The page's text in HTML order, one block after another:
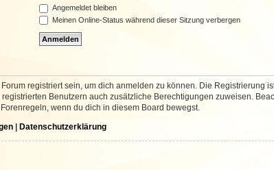
Angemeldet bleiben
Meinen Online-Status während dieser Sitzung verbergen
registriert sein, um dich anmelden zu können. Die
Benutzern auch zusätzliche Berechtigungen zuweisen.
wenn du dich in diesem Board bewegst.
| Datenschutzerklärung